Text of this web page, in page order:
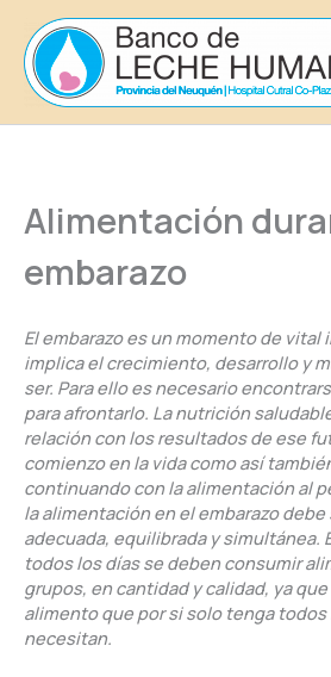
contenido
Alimentación
embarazo
El embarazo es un momento de vital
implica el crecimiento, desarrollo y
ser. Para ello es necesario
para afrontarlo. La nutrición
relación con los resultados de ese
comienzo en la vida como así
continuando con la alimentación al
la alimentación en el embarazo debe
adecuada, equilibrada y simultánea.
todos los días se deben consumir
grupos, en cantidad y calidad, ya
alimento que por si solo tenga
necesitan.